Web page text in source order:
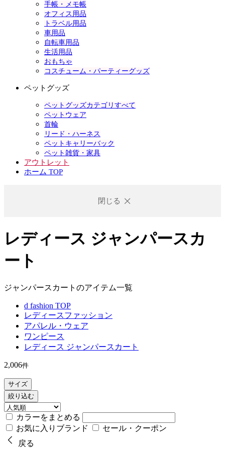
手帳・メモ帳
オフィス用品
トラベル用品
車用品
自転車用品
生活用品
おもちゃ
コスチューム・パーティーグッズ
ペットグッズ
ペットグッズカテゴリすべて
ペットウェア
首輪
リード・ハーネス
ペットキャリーバック
ペット雑貨・家具
アウトレット
ホーム TOP
閉じる
レディース ジャンパースカ
ート
ジャンパースカートのアイテム一覧
d fashion TOP
レディースファッション
アパレル・ウェア
ワンピース
レディース ジャンパースカート
2,006件
サイズ
絞り込む
カラーをまとめる
お気に入りブランド
セール・クーポン
戻る